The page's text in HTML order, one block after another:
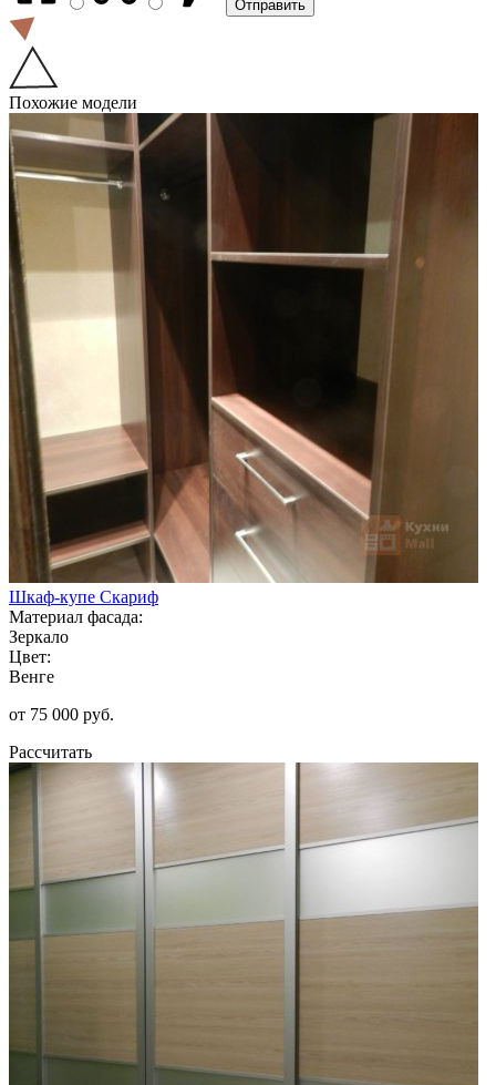
Похожие модели
Шкаф-купе Скариф
Материал фасада:
Зеркало
Цвет:
Венге
от 75 000 руб.
Рассчитать